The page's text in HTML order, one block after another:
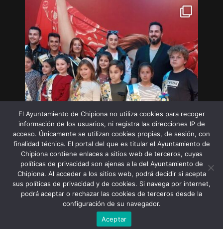
Síguenos en Instagram
El Ayuntamiento de Chipiona no utiliza cookies para recoger
información de los usuarios, ni registra las direcciones IP de
acceso. Únicamente se utilizan cookies propias, de sesión, con
finalidad técnica. El portal del que es titular el Ayuntamiento de
Chipiona contiene enlaces a sitios web de terceros, cuyas
políticas de privacidad son ajenas a la del Ayuntamiento de
Chipiona. Al acceder a los sitios web, podrá decidir si acepta
sus políticas de privacidad y de cookies. Si navega por internet,
podrá aceptar o rechazar las cookies de terceros desde la
configuración de su navegador.
Aceptar